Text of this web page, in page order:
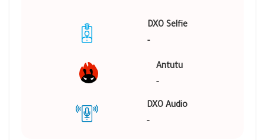
DXO Selfie
-
Antutu
-
DXO Audio
-